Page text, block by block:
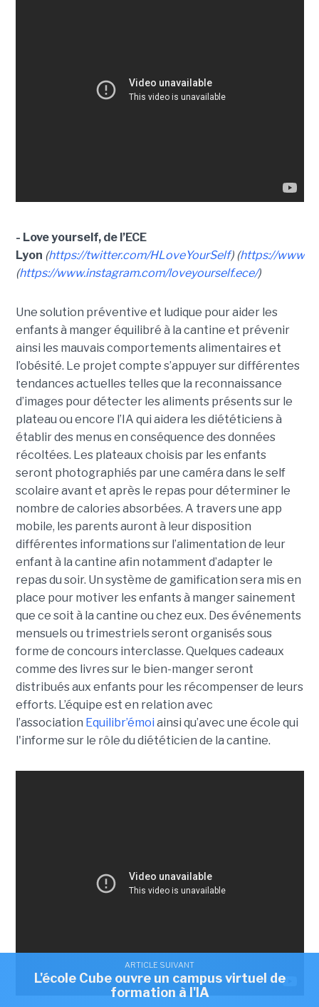
- Love yourself, de l’ECE
Lyon (https://twitter.com/HLoveYourSelf) (https://
(https://www.instagram.com/loveyourself.ece/)
Une solution préventive et ludique pour aider les
enfants à manger équilibré à la cantine et prévenir
ainsi les mauvais comportements alimentaires et
l’obésité. Le projet compte s’appuyer sur différentes
tendances actuelles telles que la reconnaissance
d’images pour détecter les aliments présents sur le
plateau ou encore l’IA qui aidera les diététiciens à
établir des menus en conséquence des données
récoltées. Les plateaux choisis par les enfants
seront photographiés par une caméra dans le self
scolaire avant et après le repas pour déterminer le
nombre de calories absorbées. A travers une app
mobile, les parents auront à leur disposition
différentes informations sur l’alimentation de leur
enfant à la cantine afin notamment d’adapter le
repas du soir. Un système de gamification sera mis en
place pour motiver les enfants à manger sainement
que ce soit à la cantine ou chez eux. Des événements
mensuels ou trimestriels seront organisés sous
forme de concours interclasse. Quelques cadeaux
comme des livres sur le bien-manger seront
distribués aux enfants pour les récompenser de leurs
efforts. L’équipe est en relation avec
l’association Equilibr’émoi ainsi qu’avec une école qui
l'informe sur le rôle du diététicien de la cantine.
ARTICLE SUIVANT
L'école Cube ouvre un campus virtuel de
formation à l'IA